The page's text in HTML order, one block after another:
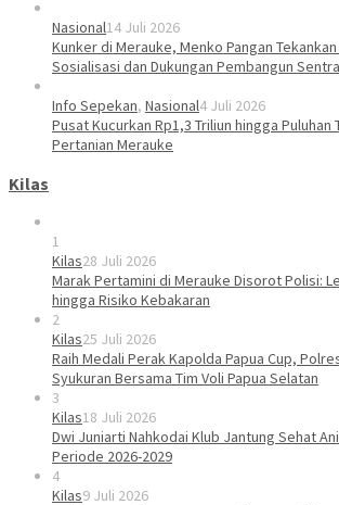
Nasional14 Juli 2026
Kunker di Merauke, Menko Pangan
Sosialisasi dan Dukungan Pembangun
Info Sepekan, Nasional4 Juli 2026
Pusat Kucurkan Rp1,3 Triliun hingga Puluhan
Pertanian Merauke
Kilas
1
Kilas28 Juli 2026
Marak Pertamini di Merauke Disorot Polisi:
hingga Risiko Kebakaran
2
Kilas25 Juli 2026
Raih Medali Perak Kapolda Papua Cup,
Syukuran Bersama Tim Voli Papua Selatan
3
Kilas18 Juli 2026
Dwi Juniarti Nahkodai Klub Jantung Sehat
Periode 2026-2029
4
Kilas9 Juli 2026